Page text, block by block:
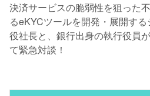
決済サービスの脆弱性を狙った
るeKYCツールを開発・展開す
役社長と、銀行出身の執行役員
て緊急対談！